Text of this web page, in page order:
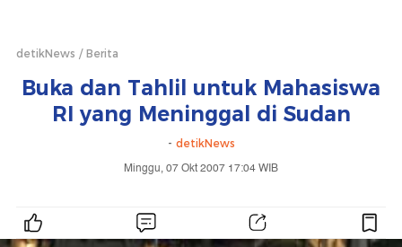
detikNews Berita
Buka dan Tahlil untuk Mahasiswa
RI yang Meninggal di Sudan
- detikNews
Minggu, 07 Okt 2007 17:04 WIB